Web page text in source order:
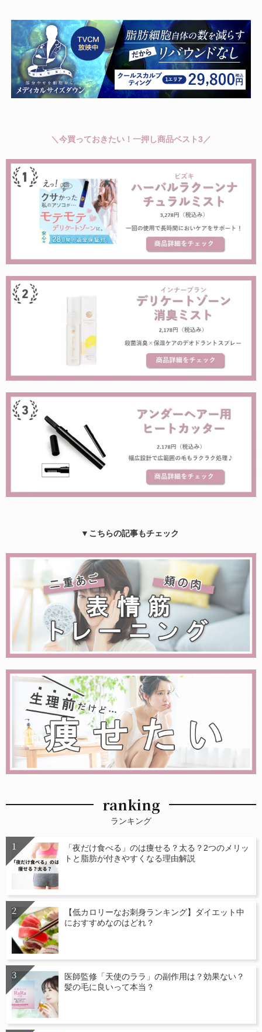
＼今買っておきたい！一押し商品ベスト3／
▼こちらの記事もチェック
ranking
ランキング
「夜だけ食べる」のは痩せる？太る？2つのメリッ
トと脂肪が付きやすくなる理由解説
【低カロリーなお刺身ランキング】ダイエット中
におすすめなのはどれ？
医師監修「天使のララ」の副作用は？効果ない？
髪の毛に良いって本当？